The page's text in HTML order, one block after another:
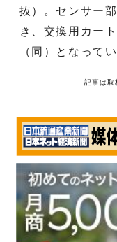
抜）。センサー
き、交換用カー
（同）となってい
記事は取